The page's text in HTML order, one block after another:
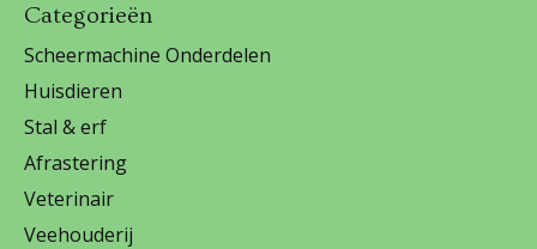
Categorieën
Scheermachine Onderdelen
Huisdieren
Stal & erf
Afrastering
Veterinair
Veehouderij